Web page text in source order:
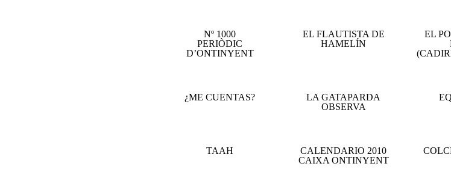
Nº 1000
PERIÒDIC
D’ONTINYENT
EL FLAUTISTA DE
HAMELÍN
EL
¿ME CUENTAS?
LA GATAPARDA
OBSERVA
TAAH
CALENDARIO 2010
CAIXA ONTINYENT